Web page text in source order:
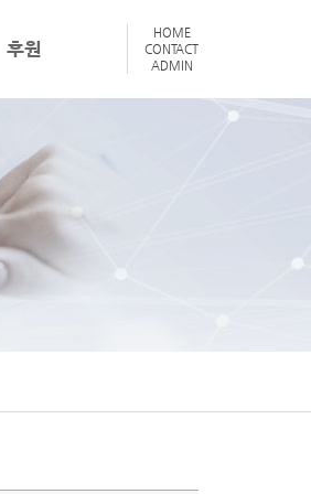
후원
HOME
CONTACT
ADMIN